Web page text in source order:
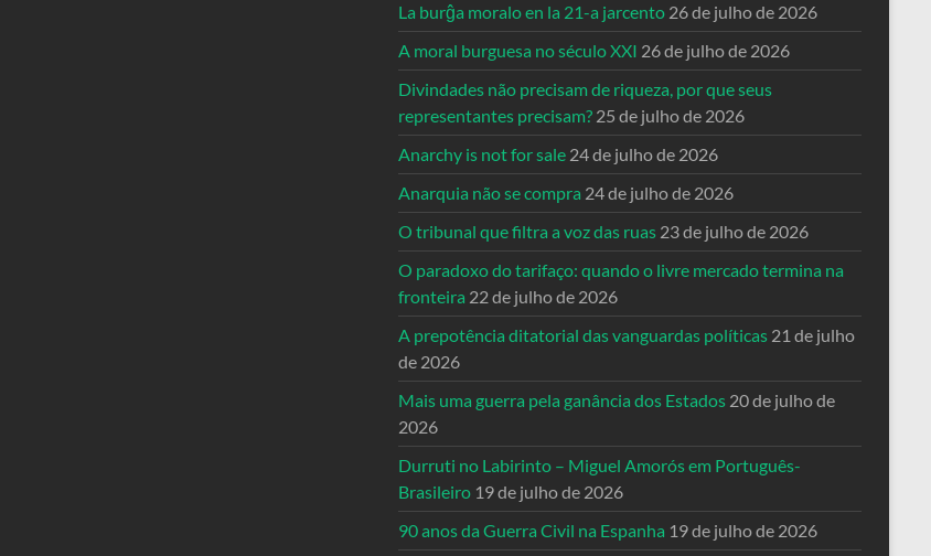
La burĝa moralo en la 21-a jarcento 26 de julho de 2026
A moral burguesa no século XXI 26 de julho de 2026
Divindades não precisam de riqueza, por que seus
representantes precisam? 25 de julho de 2026
Anarchy is not for sale 24 de julho de 2026
Anarquia não se compra 24 de julho de 2026
O tribunal que filtra a voz das ruas 23 de julho de 2026
O paradoxo do tarifaço: quando o livre mercado termina na
fronteira 22 de julho de 2026
A prepotência ditatorial das vanguardas políticas 21 de julho
de 2026
Mais uma guerra pela ganância dos Estados 20 de julho de
2026
Durruti no Labirinto – Miguel Amorós em Português-
Brasileiro 19 de julho de 2026
90 anos da Guerra Civil na Espanha 19 de julho de 2026